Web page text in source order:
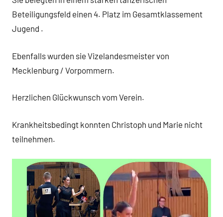
Beteiligungsfeld einen 4. Platz im Gesamtklassement
Jugend .
Ebenfalls wurden sie Vizelandesmeister von
Mecklenburg / Vorpommern.
Herzlichen Glückwunsch vom Verein.
Krankheitsbedingt konnten Christoph und Marie nicht
teilnehmen.